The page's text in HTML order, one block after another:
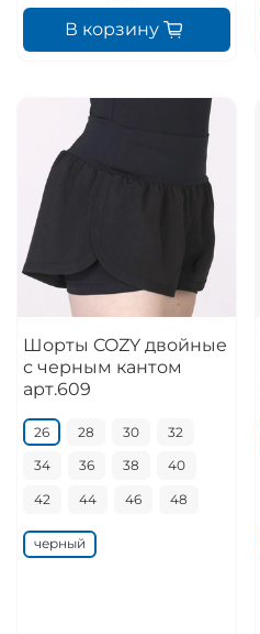
В корзину
Шорты COZY двойные
с черным кантом
арт.609
26 28 30 32
34 36 38 40
42 44 46 48
черный